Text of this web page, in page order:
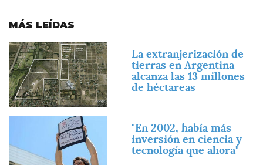
MÁS LEÍDAS
Imagen
La extranjerización de
tierras en Argentina
alcanza las 13 millones
de héctareas
"En 2002, había más
inversión en ciencia y
tecnología que ahora"